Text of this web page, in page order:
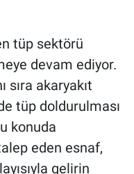
tüp sektörü
devam ediyor.
sıra akaryakıt
tüp doldurulması
konuda
eden esnaf,
gelirin